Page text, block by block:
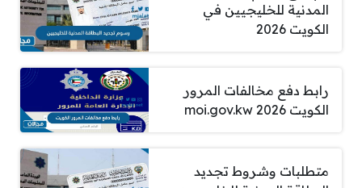
المدنية للخليجيين في
الكويت 2026
رابط دفع مخالفات المرور
الكويت 2026 moi.gov.kw
متطلبات وشروط تجديد